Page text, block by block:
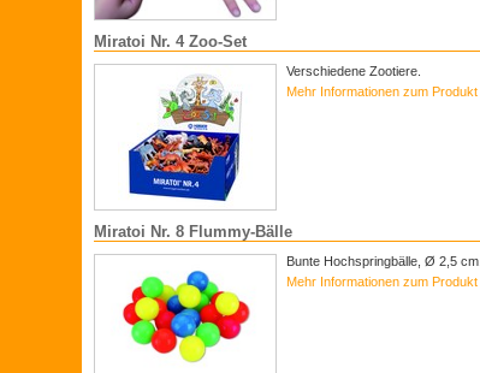
Miratoi Nr. 4 Zoo-Set
Verschiedene Zootiere.
Mehr Informationen zum Produkt
Miratoi Nr. 8 Flummy-Bälle
Bunte Hochspringbälle, Ø 2,5 cm.
Mehr Informationen zum Produkt